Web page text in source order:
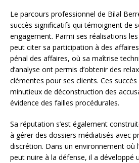
Le parcours professionnel de Bilal
succès significatifs qui témoignent de
engagement. Parmi ses réalisations
peut citer sa participation à des
pénal des affaires, où sa maîtrise
d’analyse ont permis d’obtenir des
clémentes pour ses clients. Ces succès
minutieux de déconstruction des
évidence des failles procédurales.
Sa réputation s’est également
à gérer des dossiers médiatisés avec
discrétion. Dans un environnement où
peut nuire à la défense, il a développé